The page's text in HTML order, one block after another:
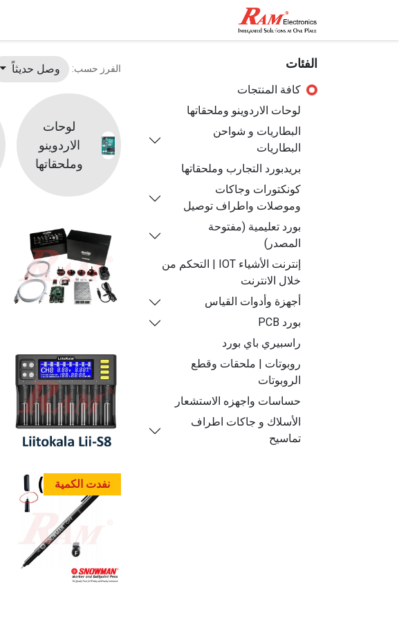
الفئات
كافة المنتجات
لوحات الاردوينو وملحقاتها
البطاريات و شواحن
البطاريات
بريدبورد التجارب وملحقاتها
كونكتورات وجاكات
وموصلات واطراف توصيل
بورد تعليمية (مفتوحة
المصدر)
إنترنت الأشياء IOT | التحكم من
خلال الانترنت
أجهزة وأدوات القياس
بورد PCB
راسبيري باي بورد
روبوتات | ملحقات وقطع
الروبوتات
حساسات واجهزه الاستشعار
الأسلاك و جاكات اطراف
تماسيح
الفرز حسب: وصل حديثاً
لوحات
الاردوينو
وملحقاتها
نفدت الكمية